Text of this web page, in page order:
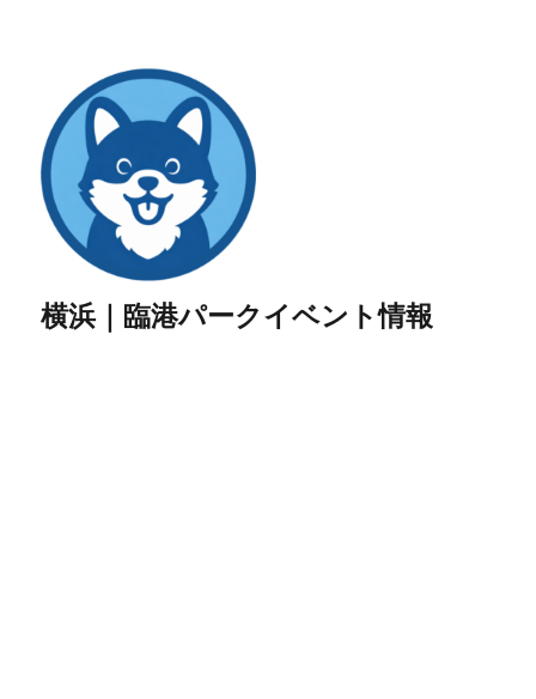
横浜｜臨港パークイベント情報